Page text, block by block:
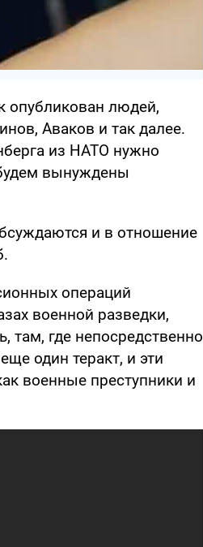
опубликован людей,
Аваков и так далее.
из НАТО нужно
вынуждены
и в отношение
операций
военной разведки,
там, где непосредственно
один теракт, и эти
военные преступники и